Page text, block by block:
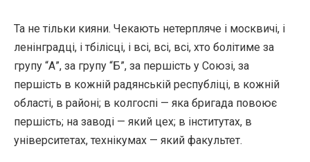
Та не тільки кияни. Чекають нетерпляче і москвичі, і
ленінградці, і тбілісці, і всі, всі, всі, хто болітиме за
групу “А”, за групу “Б”, за першість у Союзі, за
першість в кожній радянській республіці, в кожній
області, в районі; в колгоспі — яка бригада повоює
першість; на заводі — який цех; в інститутах, в
університетах, технікумах — який факультет.